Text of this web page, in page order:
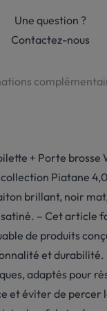
Une question ?
Contactez-nous
+ Porte brosse
Piatane
brillant, noir
– Cet article
de produits
et durabilité.
adaptés pour
et éviter de percer